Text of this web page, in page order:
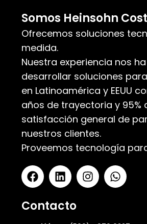
Somos Heinsohn
Ofrecemos soluciones
medida.
Nuestra experiencia nos
desarrollar soluciones
en Latinoamérica y EEUU
años de trayectoria y 95%
satisfacción general de
nuestros clientes.
Proveemos tecnología
Contacto